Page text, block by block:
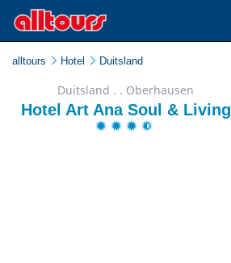
alltours Hotel Duitsland
Duitsland . . Oberhausen
Hotel Art Ana Soul & Living